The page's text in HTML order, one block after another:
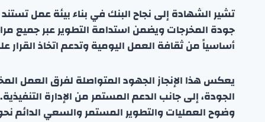
تشير الشهادة إلى نجاح البنك في بناء بيئة عمل
جودة المخرجات ويضمن استدامة التطوير عبر جميع
أساسياً من ثقافة العمل اليومية وتدعم اتخاذ
يعكس هذا الإنجاز الجهود المتواصلة لفرق العمل
الجودة، إلى جانب الدعم المستمر من الإدارة
وضوح العمليات والتطوير المستمر والسعي الدائم